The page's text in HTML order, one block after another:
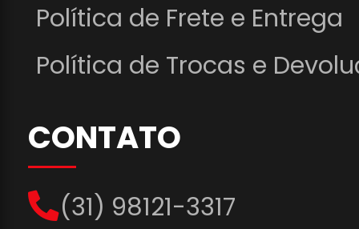
Política de Frete e Entrega
Política de Trocas e
CONTATO
(31) 98121-3317